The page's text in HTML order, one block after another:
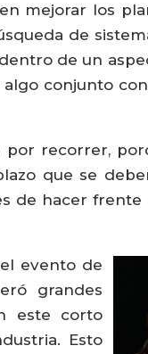
mejorar los
de
de un
conjunto
recorrer,
que se
de hacer
evento de
grandes
este corto
Esto